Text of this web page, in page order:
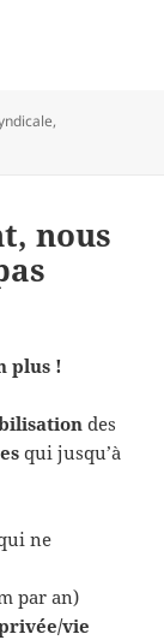
,
nous
plus !
des
qui jusqu’à
ne
par an)
vie